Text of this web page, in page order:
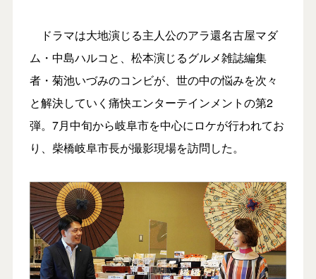
ドラマは大地演じる主人公のアラ還名古屋マダ
ム・中島ハルコと、松本演じるグルメ雑誌編集
者・菊池いづみのコンビが、世の中の悩みを次々
と解決していく痛快エンターテインメントの第2
弾。7月中旬から岐阜市を中心にロケが行われてお
り、柴橋岐阜市長が撮影現場を訪問した。